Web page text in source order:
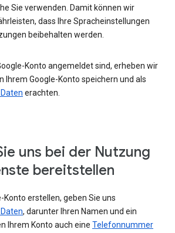
Sie verwenden. Damit können wir
dass Ihre Spracheinstellungen
beibehalten werden.
Konto angemeldet sind, erheben wir
Ihrem Google-Konto speichern und als
erachten.
uns bei der Nutzung
bereitstellen
Konto erstellen, geben Sie uns
, darunter Ihren Namen und ein
Ihrem Konto auch eine Telefonnummer